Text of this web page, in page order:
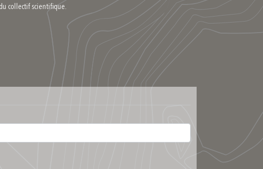
collectif scientifique.